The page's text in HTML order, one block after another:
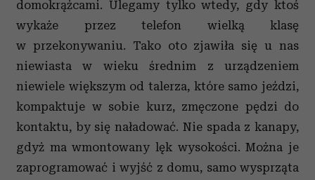
domokrążcami. Ulegamy tylko wtedy, gdy ktoś
wykaże przez telefon wielką klasę
w przekonywaniu. Tako oto zjawiła się u nas
niewiasta w wieku średnim z urządzeniem
niewiele większym od talerza, które samo jeździ,
kompaktuje w sobie kurz, zmęczone pędzi do
kontaktu, by się naładować. Nie spada z kanapy,
gdyż ma wmontowany lęk wysokości. Można je
zaprogramować i wyjść z domu, samo wysprząta